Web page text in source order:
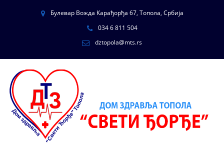
Булевар Вожда Карађорђа 67, Топола, Србија
034 6 811 504
dztopola@mts.rs